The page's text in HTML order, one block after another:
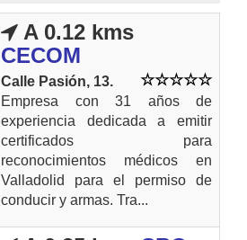
A 0.12 kms
CECOM
Calle Pasión, 13.
Empresa con 31 años de
experiencia dedicada a emitir
certificados para
reconocimientos médicos en
Valladolid para el permiso de
conducir y armas. Tra...